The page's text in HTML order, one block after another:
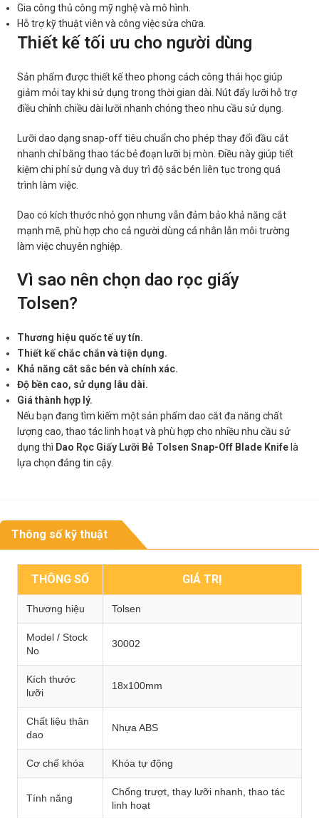
Gia công thủ công mỹ nghệ và mô hình.
Hỗ trợ kỹ thuật viên và công việc sửa chữa.
Thiết kế tối ưu cho người dùng
Sản phẩm được thiết kế theo phong cách công thái học giúp
giảm mỏi tay khi sử dụng trong thời gian dài. Nút đẩy lưỡi hỗ trợ
điều chỉnh chiều dài lưỡi nhanh chóng theo nhu cầu sử dụng.
Lưỡi dao dạng snap-off tiêu chuẩn cho phép thay đổi đầu cắt
nhanh chỉ bằng thao tác bẻ đoạn lưỡi bị mòn. Điều này giúp tiết
kiệm chi phí sử dụng và duy trì độ sắc bén liên tục trong quá
trình làm việc.
Dao có kích thước nhỏ gọn nhưng vẫn đảm bảo khả năng cắt
mạnh mẽ, phù hợp cho cả người dùng cá nhân lẫn môi trường
làm việc chuyên nghiệp.
Vì sao nên chọn dao rọc giấy
Tolsen?
Thương hiệu quốc tế uy tín.
Thiết kế chắc chắn và tiện dụng.
Khả năng cắt sắc bén và chính xác.
Độ bền cao, sử dụng lâu dài.
Giá thành hợp lý.
Nếu bạn đang tìm kiếm một sản phẩm dao cắt đa năng chất
lượng cao, thao tác linh hoạt và phù hợp cho nhiều nhu cầu sử
dụng thì Dao Rọc Giấy Lưỡi Bẻ Tolsen Snap-Off Blade Knife là
lựa chọn đáng tin cậy.
Thông số kỹ thuật
THÔNG SỐ GIÁ TRỊ
Thương hiệu Tolsen
Model / Stock
No
30002
Kích thước
lưỡi
18x100mm
Chất liệu thân
dao
Nhựa ABS
Cơ chế khóa Khóa tự động
Tính năng
Chống trượt, thay lưỡi nhanh, thao tác
linh hoạt